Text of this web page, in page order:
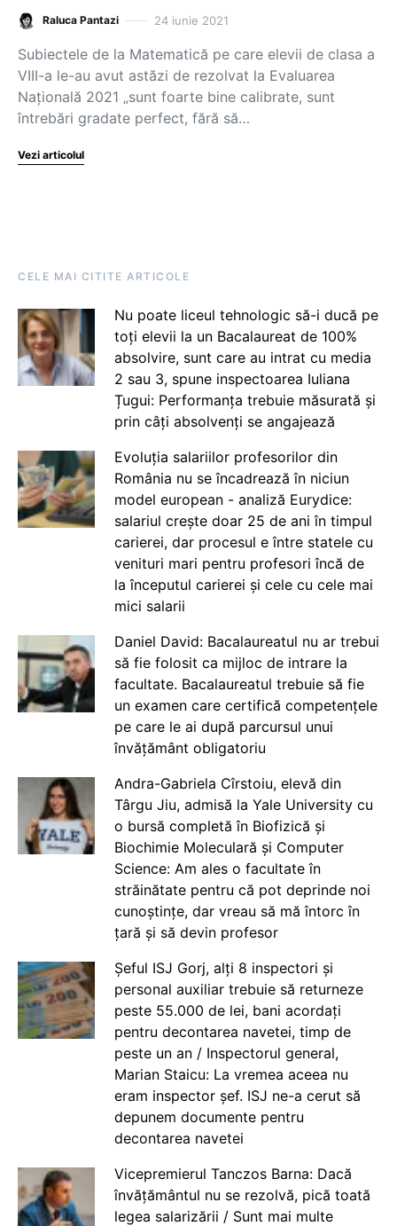
Raluca Pantazi 24 iunie 2021
Subiectele de la Matematică pe care elevii de clasa a
VIII-a le-au avut astăzi de rezolvat la Evaluarea
Națională 2021 „sunt foarte bine calibrate, sunt
întrebări gradate perfect, fără să…
Vezi articolul
CELE MAI CITITE ARTICOLE
Nu poate liceul tehnologic să-i ducă pe
toți elevii la un Bacalaureat de 100%
absolvire, sunt care au intrat cu media
2 sau 3, spune inspectoarea Iuliana
Țugui: Performanța trebuie măsurată și
prin câți absolvenți se angajează
Evoluția salariilor profesorilor din
România nu se încadrează în niciun
model european - analiză Eurydice:
salariul crește doar 25 de ani în timpul
carierei, dar procesul e între statele cu
venituri mari pentru profesori încă de
la începutul carierei și cele cu cele mai
mici salarii
Daniel David: Bacalaureatul nu ar trebui
să fie folosit ca mijloc de intrare la
facultate. Bacalaureatul trebuie să fie
un examen care certifică competențele
pe care le ai după parcursul unui
învățământ obligatoriu
Andra-Gabriela Cîrstoiu, elevă din
Târgu Jiu, admisă la Yale University cu
o bursă completă în Biofizică și
Biochimie Moleculară și Computer
Science: Am ales o facultate în
străinătate pentru că pot deprinde noi
cunoștințe, dar vreau să mă întorc în
țară și să devin profesor
Șeful ISJ Gorj, alți 8 inspectori și
personal auxiliar trebuie să returneze
peste 55.000 de lei, bani acordați
pentru decontarea navetei, timp de
peste un an / Inspectorul general,
Marian Staicu: La vremea aceea nu
eram inspector șef. ISJ ne-a cerut să
depunem documente pentru
decontarea navetei
Vicepremierul Tanczos Barna: Dacă
învățământul nu se rezolvă, pică toată
legea salarizării / Sunt mai multe